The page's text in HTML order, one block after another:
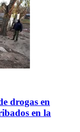
drogas en
en la